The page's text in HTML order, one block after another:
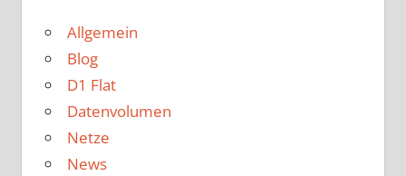
Allgemein
Blog
D1 Flat
Datenvolumen
Netze
News